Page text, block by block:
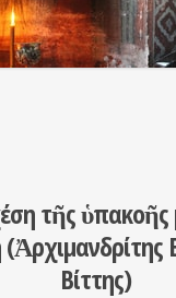
τῆς ὑπακοῆς
Βίττης)